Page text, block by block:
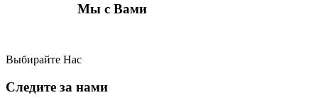
Мы с Вами
Выбирайте Нас
Следите за нами